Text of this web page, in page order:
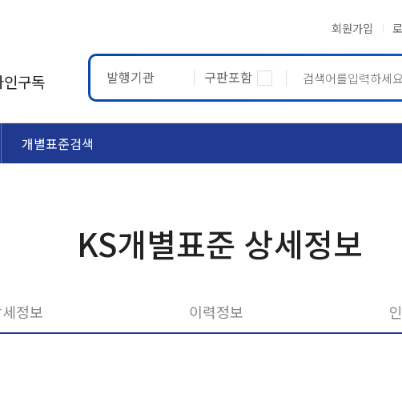
회원가입
구독 발행기관 구판포함
개별표준검색
KS개별표준 상세정보
정보 이력정보